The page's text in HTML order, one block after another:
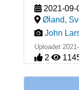
2021-09-
Øland,
John
Uploadet
2